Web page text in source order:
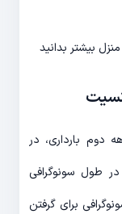
بیشتر بدانید
دوم بارداری، در
شود. در طول سونوگرافی
برای گرفتن